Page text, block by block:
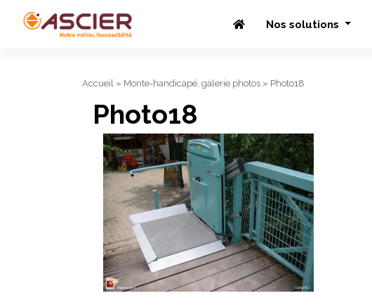
Nos solutions
Accueil » Monte-handicapé, galerie photos » Photo18
Photo18